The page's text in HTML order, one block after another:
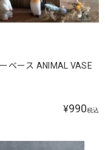
ベース ANIMAL VASE
¥990税込